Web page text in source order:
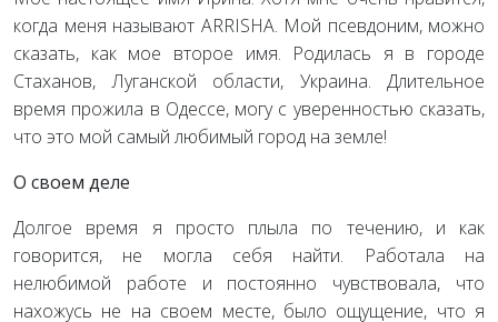
когда меня называют ARRISHA. Мой псевдоним, можно
сказать, как мое второе имя. Родилась я в городе
Стаханов, Луганской области, Украина. Длительное
время прожила в Одессе, могу с уверенностью сказать,
что это мой самый любимый город на земле!
О своем деле
Долгое время я просто плыла по течению, и как
говорится, не могла себя найти. Работала на
нелюбимой работе и постоянно чувствовала, что
нахожусь не на своем месте, было ощущение, что я